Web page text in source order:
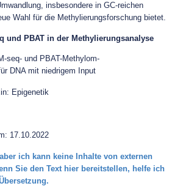
insbesondere in GC-reichen
Wahl für die Methylierungsforschung bietet.
und PBAT in der Methylierungsanalyse
seq- und PBAT-Methylom-
DNA mit niedrigem Input
Epigenetik
17.10.2022
ich kann keine Inhalte von externen
Sie den Text hier bereitstellen, helfe ich